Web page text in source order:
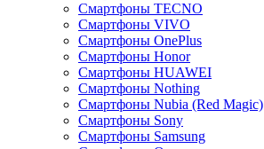
Смартфоны TECNO
Смартфоны VIVO
Смартфоны OnePlus
Смартфоны Honor
Смартфоны HUAWEI
Смартфоны Nothing
Смартфоны Nubia (Red Magic)
Смартфоны Sony
Смартфоны Samsung